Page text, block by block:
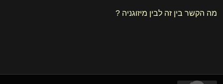
מה הקשר בין זה לבין מיזוגניה ?